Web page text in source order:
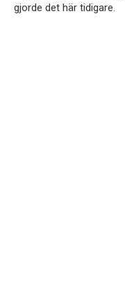
gjorde det här tidigare.